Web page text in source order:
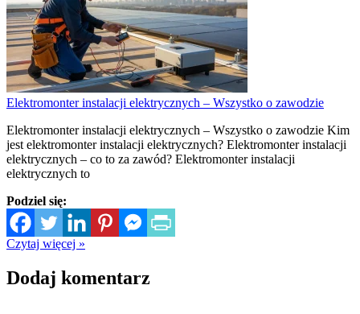
Elektromonter instalacji elektrycznych – Wszystko o zawodzie
Elektromonter instalacji elektrycznych – Wszystko o zawodzie Kim
jest elektromonter instalacji elektrycznych? Elektromonter instalacji
elektrycznych – co to za zawód? Elektromonter instalacji
elektrycznych to
Podziel się:
Czytaj więcej »
Dodaj komentarz